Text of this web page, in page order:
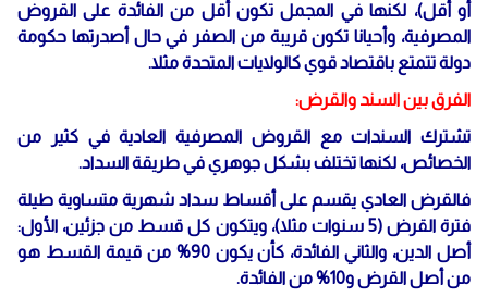
أو أقل)، لكنها في المجمل تكون أقل من الفائدة على القروض
المصرفية، وأحيانا تكون قريبة من الصفر في حال أصدرتها حكومة
دولة تتمتع باقتصاد قوي كالولايات المتحدة مثلا.
الفرق بين السند والقرض:
تشترك السندات مع القروض المصرفية العادية في كثير من
الخصائص، لكنها تختلف بشكل جوهري في طريقة السداد.
فالقرض العادي يقسم على أقساط سداد شهرية متساوية طيلة
فترة القرض (5 سنوات مثلا)، ويتكون كل قسط من جزئين، الأول:
أصل الدين، والثاني الفائدة، كأن يكون 90% من قيمة القسط هو
من أصل القرض و10% من الفائدة.